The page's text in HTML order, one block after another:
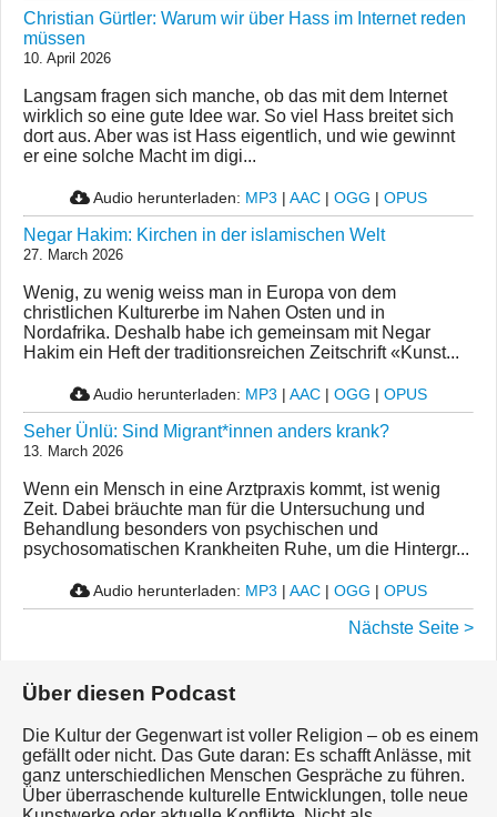
Christian Gürtler: Warum wir über Hass im Internet reden
müssen
10. April 2026
Langsam fragen sich manche, ob das mit dem Internet
wirklich so eine gute Idee war. So viel Hass breitet sich
dort aus. Aber was ist Hass eigentlich, und wie gewinnt
er eine solche Macht im digi...
Audio herunterladen: MP3 | AAC | OGG | OPUS
Negar Hakim: Kirchen in der islamischen Welt
27. March 2026
Wenig, zu wenig weiss man in Europa von dem
christlichen Kulturerbe im Nahen Osten und in
Nordafrika. Deshalb habe ich gemeinsam mit Negar
Hakim ein Heft der traditionsreichen Zeitschrift «Kunst...
Audio herunterladen: MP3 | AAC | OGG | OPUS
Seher Ünlü: Sind Migrant*innen anders krank?
13. March 2026
Wenn ein Mensch in eine Arztpraxis kommt, ist wenig
Zeit. Dabei bräuchte man für die Untersuchung und
Behandlung besonders von psychischen und
psychosomatischen Krankheiten Ruhe, um die Hintergr...
Audio herunterladen: MP3 | AAC | OGG | OPUS
Nächste Seite >
Über diesen Podcast
Die Kultur der Gegenwart ist voller Religion – ob es einem
gefällt oder nicht. Das Gute daran: Es schafft Anlässe, mit
ganz unterschiedlichen Menschen Gespräche zu führen.
Über überraschende kulturelle Entwicklungen, tolle neue